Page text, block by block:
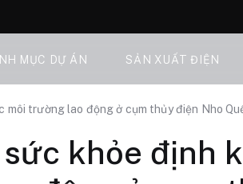
MỤC DỰ ÁN SẢN XUẤT ĐIỆN
môi trường lao động ở cụm thủy điện Nho
khỏe định